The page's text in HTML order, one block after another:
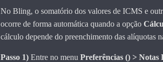
No Bling, o somatório dos valores de ICMS e
ocorre de forma automática quando a opção
cálculo depende do preenchimento das alíquotas
Passo 1) Entre no menuPreferências () > Notas